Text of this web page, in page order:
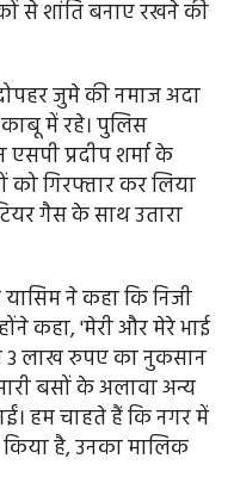
से शांति बनाए रखने की
जुमे की नमाज अदा
में रहे। पुलिस
प्रदीप शर्मा के
गिरफ्तार कर लिया
गैस के साथ उतारा
ने कहा कि निजी
कहा, 'मेरी और मेरे भाई
3 लाख रुपए का नुकसान
बसों के अलावा अन्य
हम चाहते हैं कि नगर में
किया है, उनका मालिक